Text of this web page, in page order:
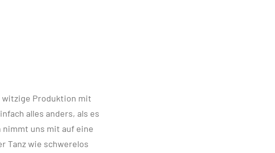
witzige Produktion mit
alles anders, als es
nimmt uns mit auf eine
Tanz wie schwerelos